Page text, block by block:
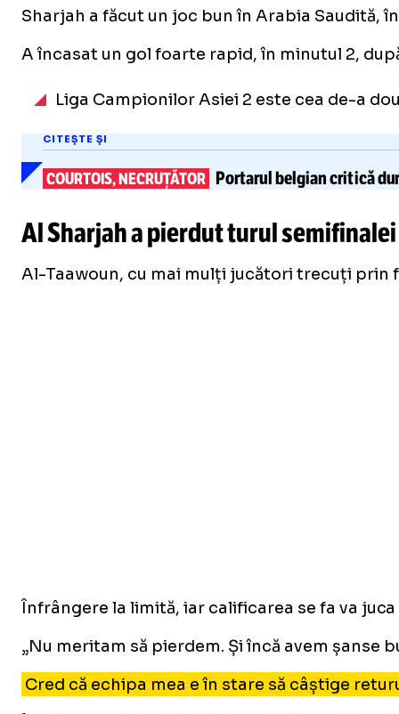
Sharjah a făcut un joc bun în Arabia Saudită,
A încasat un gol foarte rapid, în minutul 2,
Liga Campionilor Asiei 2 este cea de-a
CITEȘTE ȘI
COURTOIS, NECRUȚĂTOR Portarulbelgiancritică
Al Sharjah a pierdut turul
Al-Taawoun, cu mai mulți jucători trecuți prin
Înfrângere la limită, iar calificarea se fa va
„Nu meritam să pierdem. Și încă avem
Cred că echipa mea e în stare să câștige